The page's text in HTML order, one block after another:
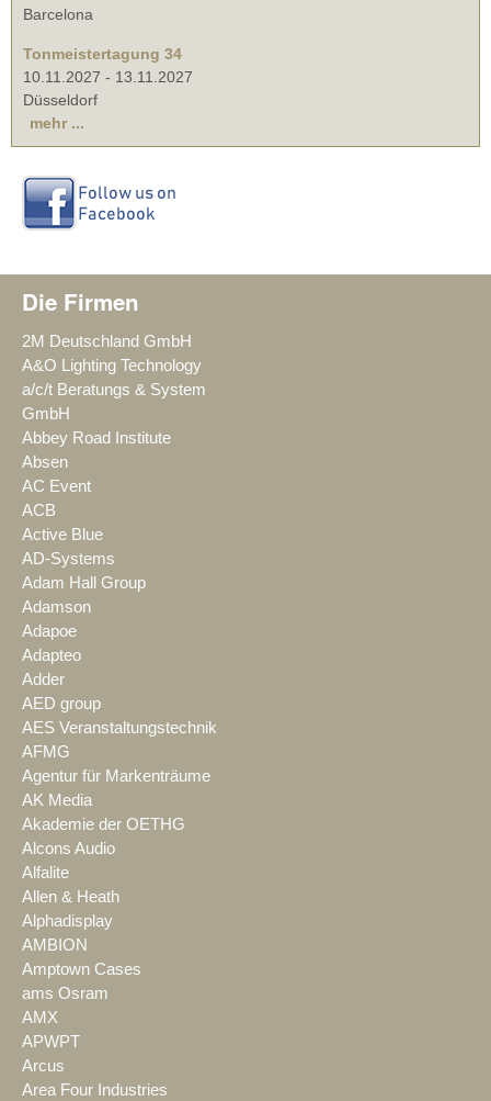
Barcelona
Tonmeistertagung 34
10.11.2027 - 13.11.2027
Düsseldorf
mehr ...
Die Firmen
2M Deutschland GmbH
A&O Lighting Technology
a/c/t Beratungs & System
GmbH
Abbey Road Institute
Absen
AC Event
ACB
Active Blue
AD-Systems
Adam Hall Group
Adamson
Adapoe
Adapteo
Adder
AED group
AES Veranstaltungstechnik
AFMG
Agentur für Markenträume
AK Media
Akademie der OETHG
Alcons Audio
Alfalite
Allen & Heath
Alphadisplay
AMBION
Amptown Cases
ams Osram
AMX
APWPT
Arcus
Area Four Industries